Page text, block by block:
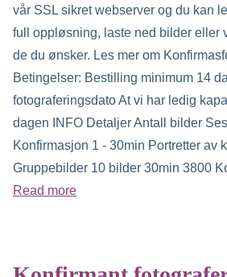
vår SSL sikret webserver og du kan
full oppløsning, laste ned bilder eller
de du ønsker. Les mer om
Betingelser: Bestilling minimum 14
fotograferingsdato At vi har ledig
dagen INFO Detaljer Antall bilder
Konfirmasjon 1 - 30min Portretter av
Gruppebilder 10 bilder 30min 3800
Read more